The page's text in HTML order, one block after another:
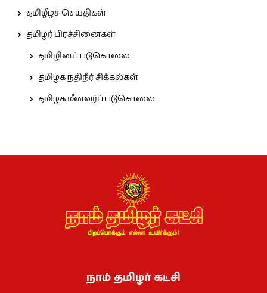
தமிழீழச் செய்திகள்
தமிழர் பிரச்சினைகள்
தமிழினப் படுகொலை
தமிழக நதிநீர் சிக்கல்கள்
தமிழக மீனவர்ப் படுகொலை
நாம் தமிழர் கட்சி